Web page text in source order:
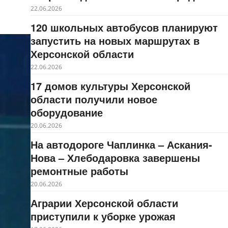
22.06.2026
120 школьных автобусов планируют
запустить на новых маршрутах в
Херсонской области
22.06.2026
17 домов культуры Херсонской
области получили новое
оборудование
20.06.2026
На автодороге Чаплинка – Аскания-
Нова – Хлебодаровка завершены
ремонтные работы
20.06.2026
Аграрии Херсонской области
приступили к уборке урожая